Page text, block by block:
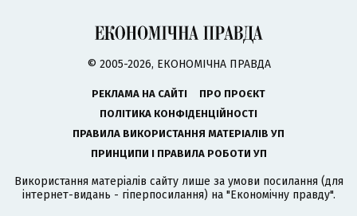
© 2005-2026, ЕКОНОМІЧНА ПРАВДА
РЕКЛАМА НА САЙТІ
ПРО ПРОЄКТ
ПОЛІТИКА КОНФІДЕНЦІЙНОСТІ
ПРАВИЛА ВИКОРИСТАННЯ МАТЕРІАЛІВ УП
ПРИНЦИПИ І ПРАВИЛА РОБОТИ УП
Використання матеріалів сайту лише за умови посилання (для
інтернет-видань - гіперпосилання) на "Економічну правду".